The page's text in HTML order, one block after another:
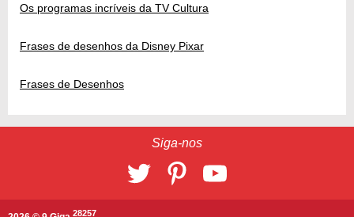
Os programas incríveis da TV Cultura
Frases de desenhos da Disney Pixar
Frases de Desenhos
Siga-nos
28257